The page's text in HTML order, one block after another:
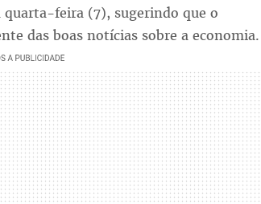
quarta-feira (7), sugerindo que o
das boas notícias sobre a economia.